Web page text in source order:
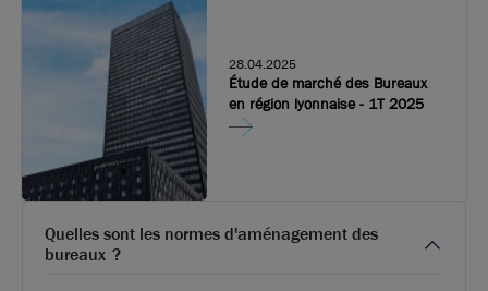
28.04.2025
Étude de marché des Bureaux
en région lyonnaise - 1T 2025
Quelles sont les normes d'aménagement des
bureaux ?